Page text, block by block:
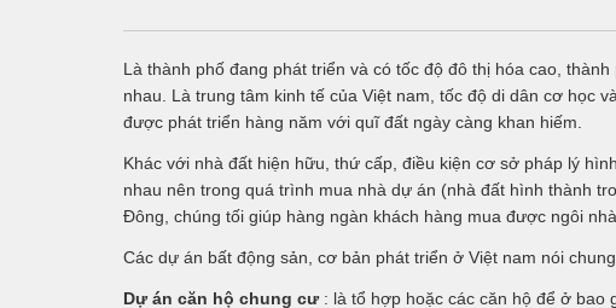
Là thành phố đang phát triển và có tốc độ đô thị hóa cao,
nhau. Là trung tâm kinh tế của Việt nam, tốc độ di dân cơ học
được phát triển hàng năm với quĩ đất ngày càng khan hiếm.
Khác với nhà đất hiện hữu, thứ cấp, điều kiện cơ sở pháp lý
nhau nên trong quá trình mua nhà dự án (nhà đất hình thành
Đông, chúng tối giúp hàng ngàn khách hàng mua được ngôi
Các dự án bất động sản, cơ bản phát triển ở Việt nam nói
Dự án căn hộ chung cư : là tổ hợp hoặc các căn hộ để ở bao